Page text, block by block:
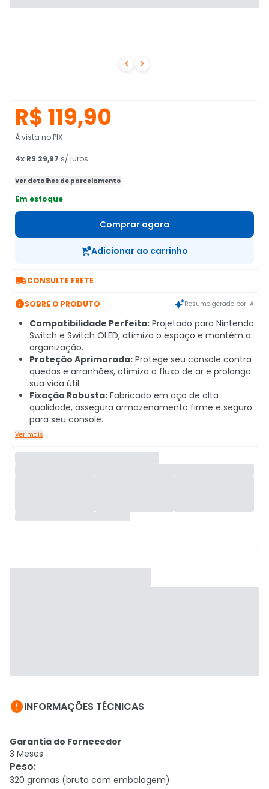
 
R$ 119,90
À vista no PIX
4x R$ 29,97 s/ juros
Ver detalhes de parcelamento
Em estoque
Comprar agora
Adicionar ao carrinho
CONSULTE FRETE
SOBRE O PRODUTO Resumo gerado por IA
Compatibilidade Perfeita: Projetado para Nintendo
Switch e Switch OLED, otimiza o espaço e mantém a
organização.
Proteção Aprimorada: Protege seu console contra
quedas e arranhões, otimiza o fluxo de ar e prolonga
sua vida útil.
Fixação Robusta: Fabricado em aço de alta
qualidade, assegura armazenamento firme e seguro
para seu console.
Ver mais
INFORMAÇÕES TÉCNICAS
Garantia do Fornecedor
3 Meses
Peso:
320 gramas (bruto com embalagem)